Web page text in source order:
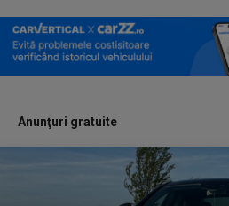
Anunţuri gratuite